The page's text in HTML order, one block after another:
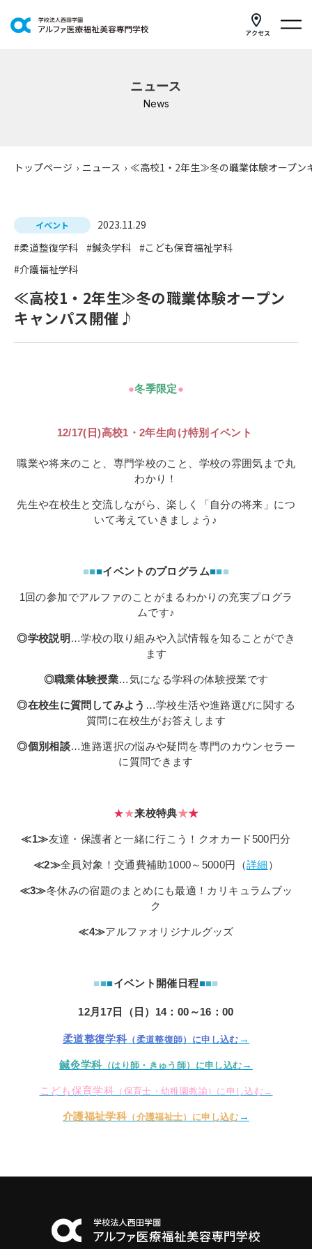
アクセス
就職支援
公共職業訓練
寄付金のご案内
卒業生の皆さまへ
新着情報
コラム
インターネット出願
教職員採用情報
ニュース
News
トップページ › ニュース › ≪高校1・2年生≫冬の職業体験オープン
イベント
2023.11.29
#柔道整復学科 #鍼灸学科 #こども保育福祉学科
#介護福祉学科
≪高校1・2年生≫冬の職業体験オープン
キャンパス開催♪
●冬季限定●
12/17(日)高校1・2年生向け特別イベント
職業や将来のこと、専門学校のこと、学校の雰囲気まで丸
わかり！
先生や在校生と交流しながら、楽しく「自分の将来」につ
いて考えていきましょう♪
■■■イベントのプログラム■■■
1回の参加でアルファのことがまるわかりの充実プログラ
ムです♪
◎学校説明 …学校の取り組みや入試情報を知ることができ
ます
◎職業体験授業…気になる学科の体験授業です
◎在校生に質問してみよう …学校生活や進路選びに関する
質問に在校生がお答えします
◎個別相談…進路選択の悩みや疑問を専門のカウンセラー
に質問できます
★★来校特典★★
≪1≫友達・保護者と一緒に行こう！クオカード500円分
≪2≫全員対象！交通費補助1000～5000円（詳細 ）
≪3≫冬休みの宿題のまとめにも最適！カリキュラムブッ
ク
≪4≫アルファオリジナルグッズ
■■■イベント開催日程■■■
12月17日（日）14：00～16：00
柔道整復学科 （柔道整復師）に申し込む →
鍼灸学科（はり師・きゅう師）に申し込む →
こども保育学科 （保育士・幼稚園教諭）に申し込む→
介護福祉学科 （介護福祉士）に申し込む →